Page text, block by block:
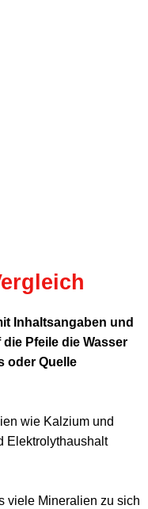
Inhaltsangaben und
Pfeile die Wasser
oder Quelle
wie Kalzium und
Elektrolythaushalt
viele Mineralien zu sich